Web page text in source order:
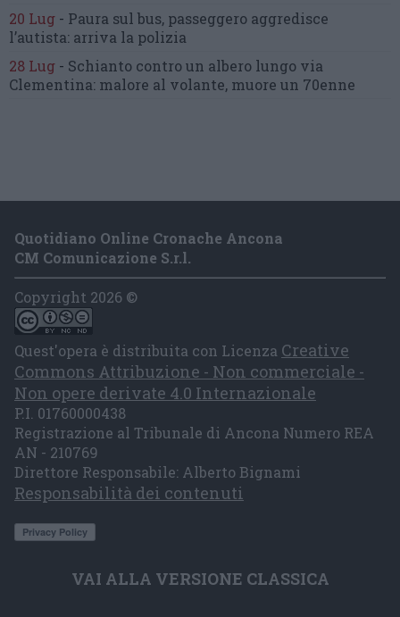
20 Lug - Paura sul bus, passeggero aggredisce
l’autista: arriva la polizia
28 Lug - Schianto contro un albero lungo via
Clementina: malore al volante, muore un 70enne
Quotidiano Online Cronache Ancona
CM Comunicazione S.r.l.
Copyright 2026 ©
Quest'opera è distribuita con Licenza Creative
Commons Attribuzione - Non commerciale -
Non opere derivate 4.0 Internazionale
P.I. 01760000438
Registrazione al Tribunale di Ancona Numero REA
AN - 210769
Direttore Responsabile: Alberto Bignami
Responsabilità dei contenuti
VAI ALLA VERSIONE CLASSICA